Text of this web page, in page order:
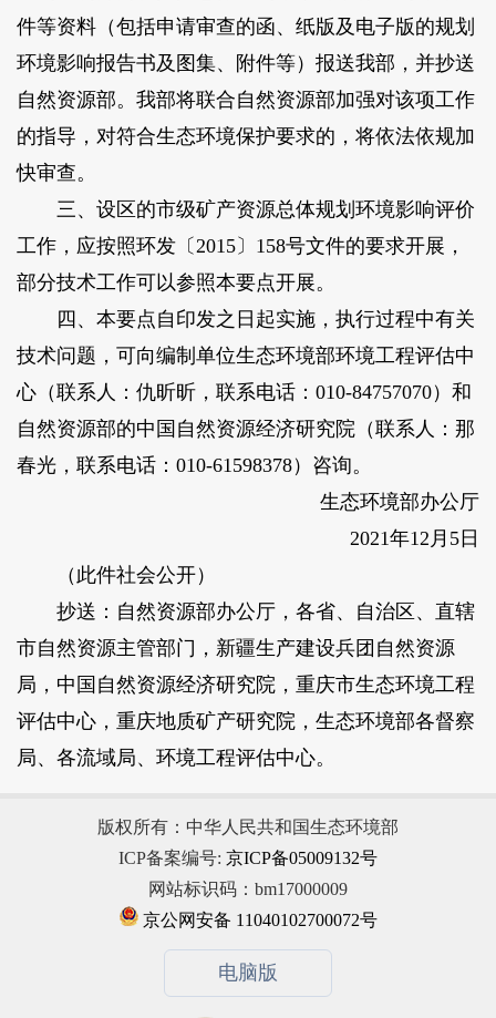
件等资料（包括申请审查的函、纸版及电子版的规划
环境影响报告书及图集、附件等）报送我部，并抄送
自然资源部。我部将联合自然资源部加强对该项工作
的指导，对符合生态环境保护要求的，将依法依规加
快审查。
三、设区的市级矿产资源总体规划环境影响评价
工作，应按照环发〔2015〕158号文件的要求开展，
部分技术工作可以参照本要点开展。
四、本要点自印发之日起实施，执行过程中有关
技术问题，可向编制单位生态环境部环境工程评估中
心（联系人：仇昕昕，联系电话：010-84757070）和
自然资源部的中国自然资源经济研究院（联系人：那
春光，联系电话：010-61598378）咨询。
生态环境部办公厅
2021年12月5日
（此件社会公开）
抄送：自然资源部办公厅，各省、自治区、直辖
市自然资源主管部门，新疆生产建设兵团自然资源
局，中国自然资源经济研究院，重庆市生态环境工程
评估中心，重庆地质矿产研究院，生态环境部各督察
局、各流域局、环境工程评估中心。
版权所有：中华人民共和国生态环境部
ICP备案编号: 京ICP备05009132号
网站标识码：bm17000009
京公网安备 11040102700072号
电脑版